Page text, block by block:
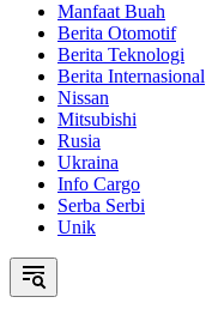
Manfaat Buah
Berita Otomotif
Berita Teknologi
Berita Internasional
Nissan
Mitsubishi
Rusia
Ukraina
Info Cargo
Serba Serbi
Unik